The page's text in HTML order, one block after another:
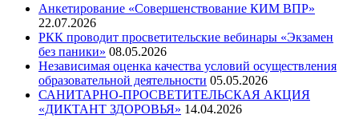
Анкетирование «Совершенствование КИМ ВПР»
22.07.2026
РКК проводит просветительские вебинары «Экзамен
без паники» 08.05.2026
Независимая оценка качества условий осуществления
образовательной деятельности 05.05.2026
САНИТАРНО-ПРОСВЕТИТЕЛЬСКАЯ АКЦИЯ
«ДИКТАНТ ЗДОРОВЬЯ» 14.04.2026